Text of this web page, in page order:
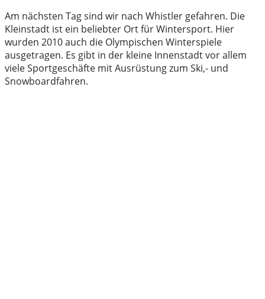
Am nächsten Tag sind wir nach Whistler gefahren. Die
Kleinstadt ist ein beliebter Ort für Wintersport. Hier
wurden 2010 auch die Olympischen Winterspiele
ausgetragen. Es gibt in der kleine Innenstadt vor allem
viele Sportgeschäfte mit Ausrüstung zum Ski,- und
Snowboardfahren.